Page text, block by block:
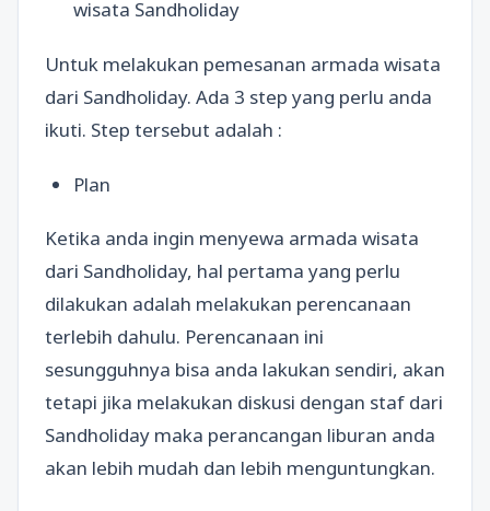
wisata Sandholiday
Untuk melakukan pemesanan armada wisata
dari Sandholiday. Ada 3 step yang perlu anda
ikuti. Step tersebut adalah :
Plan
Ketika anda ingin menyewa armada wisata
dari Sandholiday, hal pertama yang perlu
dilakukan adalah melakukan perencanaan
terlebih dahulu. Perencanaan ini
sesungguhnya bisa anda lakukan sendiri, akan
tetapi jika melakukan diskusi dengan staf dari
Sandholiday maka perancangan liburan anda
akan lebih mudah dan lebih menguntungkan.